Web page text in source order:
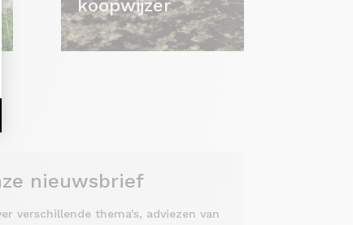
koopwijzer
nieuwsbrief
verschillende thema's, adviezen van